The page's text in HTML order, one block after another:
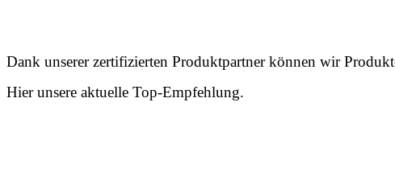
Dank unserer zertifizierten Produktpartner können wir
Hier unsere aktuelle Top-Empfehlung.